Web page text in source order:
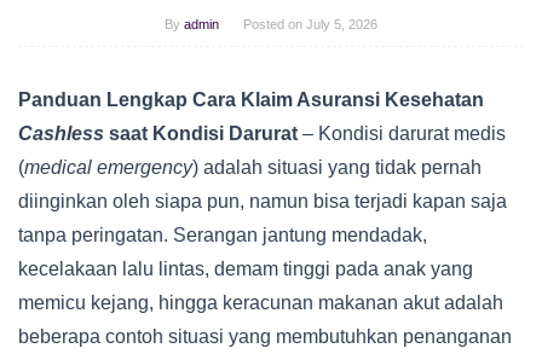
By admin Posted on July 5, 2026
Panduan Lengkap Cara Klaim Asuransi Kesehatan
Cashless saat Kondisi Darurat – Kondisi darurat medis
(medical emergency) adalah situasi yang tidak pernah
diinginkan oleh siapa pun, namun bisa terjadi kapan saja
tanpa peringatan. Serangan jantung mendadak,
kecelakaan lalu lintas, demam tinggi pada anak yang
memicu kejang, hingga keracunan makanan akut adalah
beberapa contoh situasi yang membutuhkan penanganan